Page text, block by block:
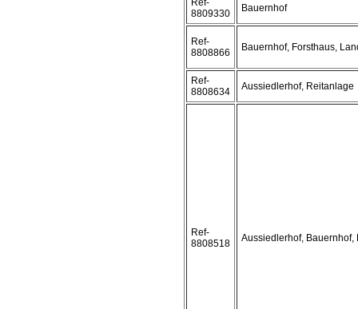
Ref-
8809330
Bauernhof
Ref-
8808866
Bauernhof, Forsthaus,
Ref-
8808634
Aussiedlerhof, Reitanlage
Ref-
8808518
Aussiedlerhof,